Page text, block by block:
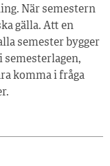
När semestern
gälla. Att en
semester bygger
semesterlagen,
komma i fråga